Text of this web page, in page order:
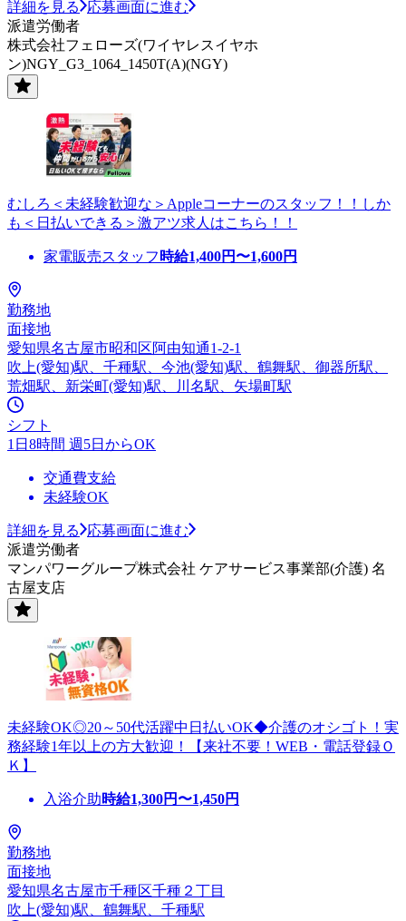
詳細を見る
応募画面に進む
派遣労働者
株式会社フェローズ(ワイヤレスイヤホ
ン)NGY_G3_1064_1450T(A)(NGY)
むしろ＜未経験歓迎な＞Appleコーナーのスタッフ！！しか
も＜日払いできる＞激アツ求人はこちら！！
家電販売スタッフ 時給1,400円〜1,600円
勤務地
面接地
愛知県名古屋市昭和区阿由知通1-2-1
吹上(愛知)駅、千種駅、今池(愛知)駅、鶴舞駅、御器所駅、
荒畑駅、新栄町(愛知)駅、川名駅、矢場町駅
シフト
1日8時間 週5日からOK
交通費支給
未経験OK
詳細を見る
応募画面に進む
派遣労働者
マンパワーグループ株式会社 ケアサービス事業部(介護) 名
古屋支店
未経験OK◎20～50代活躍中日払いOK◆介護のオシゴト！実
務経験1年以上の方大歓迎！【来社不要！WEB・電話登録Ｏ
Ｋ】
入浴介助時給1,300円〜1,450円
勤務地
面接地
愛知県名古屋市千種区千種２丁目
吹上(愛知)駅、鶴舞駅、千種駅